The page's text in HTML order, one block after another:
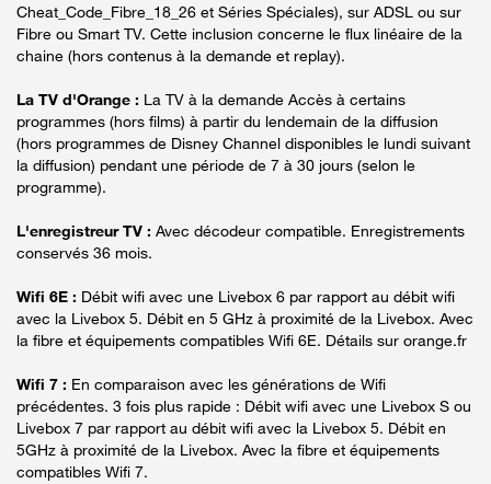
Cheat_Code_Fibre_18_26 et Séries Spéciales), sur ADSL ou sur
Fibre ou Smart TV. Cette inclusion concerne le flux linéaire de la
chaine (hors contenus à la demande et replay).
La TV d'Orange : La TV à la demande Accès à certains
programmes (hors films) à partir du lendemain de la diffusion
(hors programmes de Disney Channel disponibles le lundi suivant
la diffusion) pendant une période de 7 à 30 jours (selon le
programme).
L'enregistreur TV : Avec décodeur compatible. Enregistrements
conservés 36 mois.
Wifi 6E : Débit wifi avec une Livebox 6 par rapport au débit wifi
avec la Livebox 5. Débit en 5 GHz à proximité de la Livebox. Avec
la fibre et équipements compatibles Wifi 6E. Détails sur orange.fr
Wifi 7 : En comparaison avec les générations de Wifi
précédentes. 3 fois plus rapide : Débit wifi avec une Livebox S ou
Livebox 7 par rapport au débit wifi avec la Livebox 5. Débit en
5GHz à proximité de la Livebox. Avec la fibre et équipements
compatibles Wifi 7.